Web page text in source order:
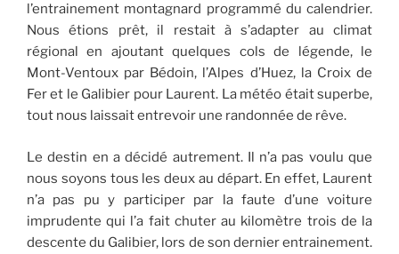
l’entrainement montagnard programmé du calendrier.
Nous étions prêt, il restait à s’adapter au climat
régional en ajoutant quelques cols de légende, le
Mont-Ventoux par Bédoin, l’Alpes d’Huez, la Croix de
Fer et le Galibier pour Laurent. La météo était superbe,
tout nous laissait entrevoir une randonnée de rêve.
Le destin en a décidé autrement. Il n’a pas voulu que
nous soyons tous les deux au départ. En effet, Laurent
n’a pas pu y participer par la faute d’une voiture
imprudente qui l’a fait chuter au kilomètre trois de la
descente du Galibier, lors de son dernier entrainement.